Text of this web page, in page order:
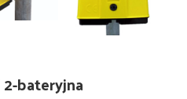
bateryjna